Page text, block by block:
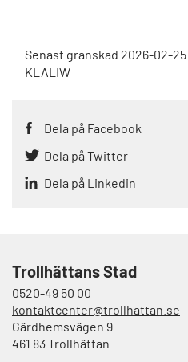
Senast granskad 2026-02-25
KLALIW
Dela på Facebook
Dela på Twitter
Dela på Linkedin
Trollhättans Stad
0520-49 50 00
kontaktcenter@trollhattan.se
Gärdhemsvägen 9
461 83 Trollhättan